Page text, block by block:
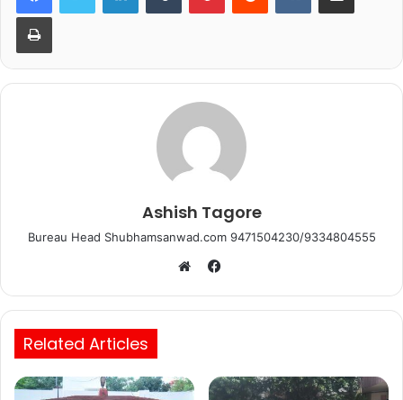
b
o
o
A
p
Print
Ashish Tagore
Bureau Head Shubhamsanwad.com 9471504230/9334804555
Facebook
Related Articles